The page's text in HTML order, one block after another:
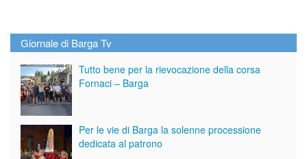
Giornale di Barga Tv
Tutto bene per la rievocazione della corsa
Fornaci – Barga
Per le vie di Barga la solenne processione
dedicata al patrono